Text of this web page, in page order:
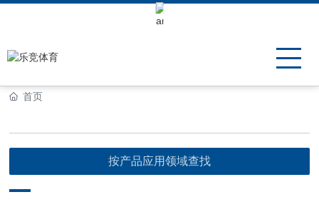
Keli Motor Group Search
首页
按产品应用领域查找